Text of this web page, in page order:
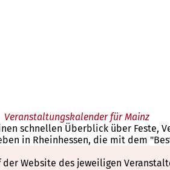
Veranstaltungskalender für Mainz
schnellen Überblick über Feste,
in Rheinhessen, die mit dem
Website des jeweiligen